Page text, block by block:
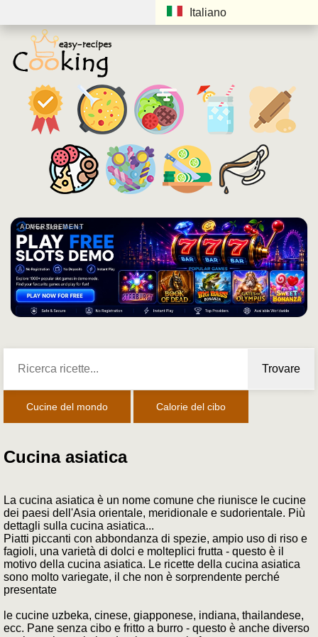
Italiano
ADVERTISEMENT
Trovare
Cucine del mondo Calorie del cibo
Cucina asiatica
La cucina asiatica è un nome comune che riunisce le cucine
dei paesi dell'Asia orientale, meridionale e sudorientale. Più
dettagli sulla cucina asiatica...
Piatti piccanti con abbondanza di spezie, ampio uso di riso e
fagioli, una varietà di dolci e molteplici frutta - questo è il
motivo della cucina asiatica. Le ricette della cucina asiatica
sono molto variegate, il che non è sorprendente perché
presentate
le cucine uzbeka, cinese, giapponese, indiana, thailandese,
ecc. Pane senza cibo e fritto a burro - questo è anche diverso